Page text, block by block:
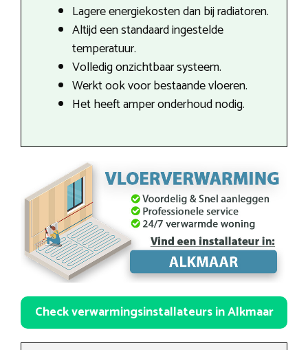
Lagere energiekosten dan bij radiatoren.
Altijd een standaard ingestelde
temperatuur.
Volledig onzichtbaar systeem.
Werkt ook voor bestaande vloeren.
Het heeft amper onderhoud nodig.
Check verwarmingsinstallateurs in Alkmaar